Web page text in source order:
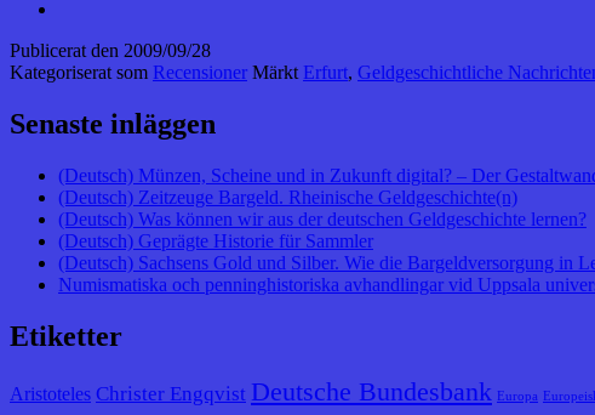
Publicerat den 2009/09/28
Kategoriserat som Recensioner Märkt Erfurt, Geldgeschichtliche
Senaste inläggen
(Deutsch) Münzen, Scheine und in Zukunft digital? – Der
(Deutsch) Zeitzeuge Bargeld. Rheinische Geldgeschichte(n)
(Deutsch) Was können wir aus der deutschen Geldgeschichte lernen?
(Deutsch) Geprägte Historie für Sammler
(Deutsch) Sachsens Gold und Silber. Wie die Bargeldversorgung in
Numismatiska och penninghistoriska avhandlingar vid Uppsala
Etiketter
Aristoteles Christer Engqvist Deutsche Bundesbank Europa